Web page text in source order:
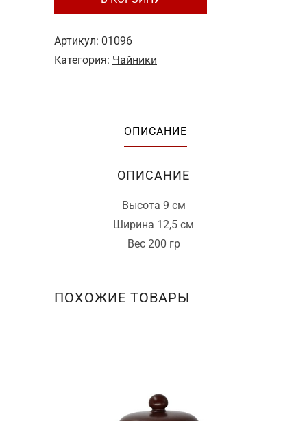
300 ₽.
товара
№15
Артикул: 01096
Категория: Чайники
ОПИСАНИЕ
ОПИСАНИЕ
Высота 9 см
Ширина 12,5 см
Вес 200 гр
ПОХОЖИЕ ТОВАРЫ